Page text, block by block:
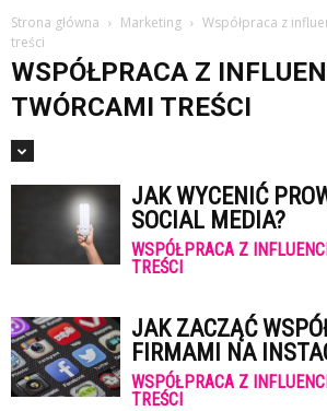
Strona główna Marketing
Współpraca z
treści
WSPÓŁPRACA Z
TWÓRCAMI TREŚCI
JAK WYCENIĆ
SOCIAL MEDIA?
WSPÓŁPRACA Z
TREŚCI
JAK ZACZĄĆ
FIRMAMI NA
WSPÓŁPRACA Z
TREŚCI